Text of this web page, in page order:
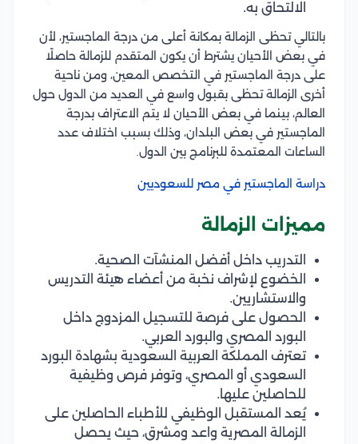
الالتحاق به.
بالتالي تحظى الزمالة بمكانة أعلى من درجة الماجستير، لأن
في بعض الأحيان يشترط أن يكون المتقدم للزمالة حاصلًا
على درجة الماجستير في التخصص المعين، ومن ناحية
أخرى الزمالة تحظى بقبول واسع في العديد من الدول حول
العالم، بينما في بعض الأحيان لا يتم الاعتراف بدرجة
الماجستير في بعض البلدان، وذلك بسبب اختلاف عدد
الساعات المعتمدة للبرنامج بين الدول.
دراسة الماجستير في مصر للسعوديين
مميزات الزمالة
التدريب داخل أفضل المنشآت الصحية.
الخضوع لإشراف نخبة من أعضاء هيئة التدريس
والاستشاريين.
الحصول على فرصة للتسجيل المزدوج داخل
البورد المصري والبورد العربي.
تعترف المملكة العربية السعودية بشهادة البورد
السعودي أو المصري، وتوفر فرص وظيفية
للحاصلين عليها.
يُعد المستقبل الوظيفي للأطباء الحاصلين على
الزمالة المصرية واعد ومشرق، حيث يحصل